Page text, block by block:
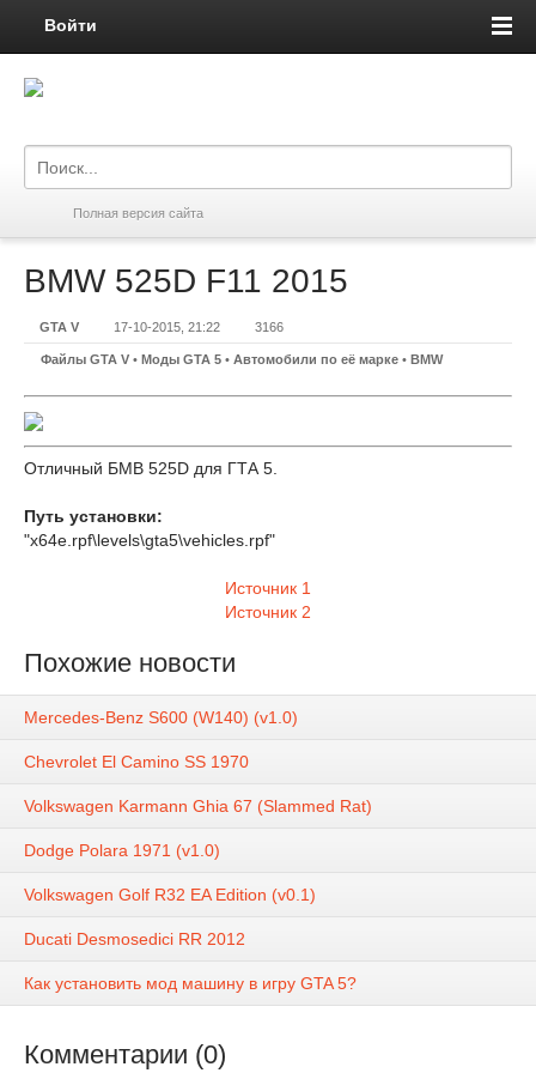
Войти
Полная версия сайта
BMW 525D F11 2015
GTA V 17-10-2015, 21:22 3166
Файлы GTA V • Моды GTA 5 • Автомобили по её марке • BMW
Отличный БМВ 525D для ГТА 5.
Путь установки:
"x64e.rpf\levels\gta5\vehicles.rpf"
Источник 1
Источник 2
Похожие новости
Mercedes-Benz S600 (W140) (v1.0)
Chevrolet El Camino SS 1970
Volkswagen Karmann Ghia 67 (Slammed Rat)
Dodge Polara 1971 (v1.0)
Volkswagen Golf R32 EA Edition (v0.1)
Ducati Desmosedici RR 2012
Как установить мод машину в игру GTA 5?
Комментарии (0)